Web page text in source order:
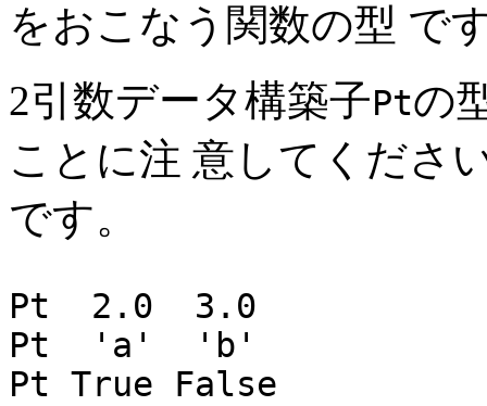
をおこなう関数の型 で
2引数データ構築子Ptの
ことに注 意してくださ
です。
Pt 2.0 3.0 ::
Pt 'a' 'b' ::
Pt True False ::